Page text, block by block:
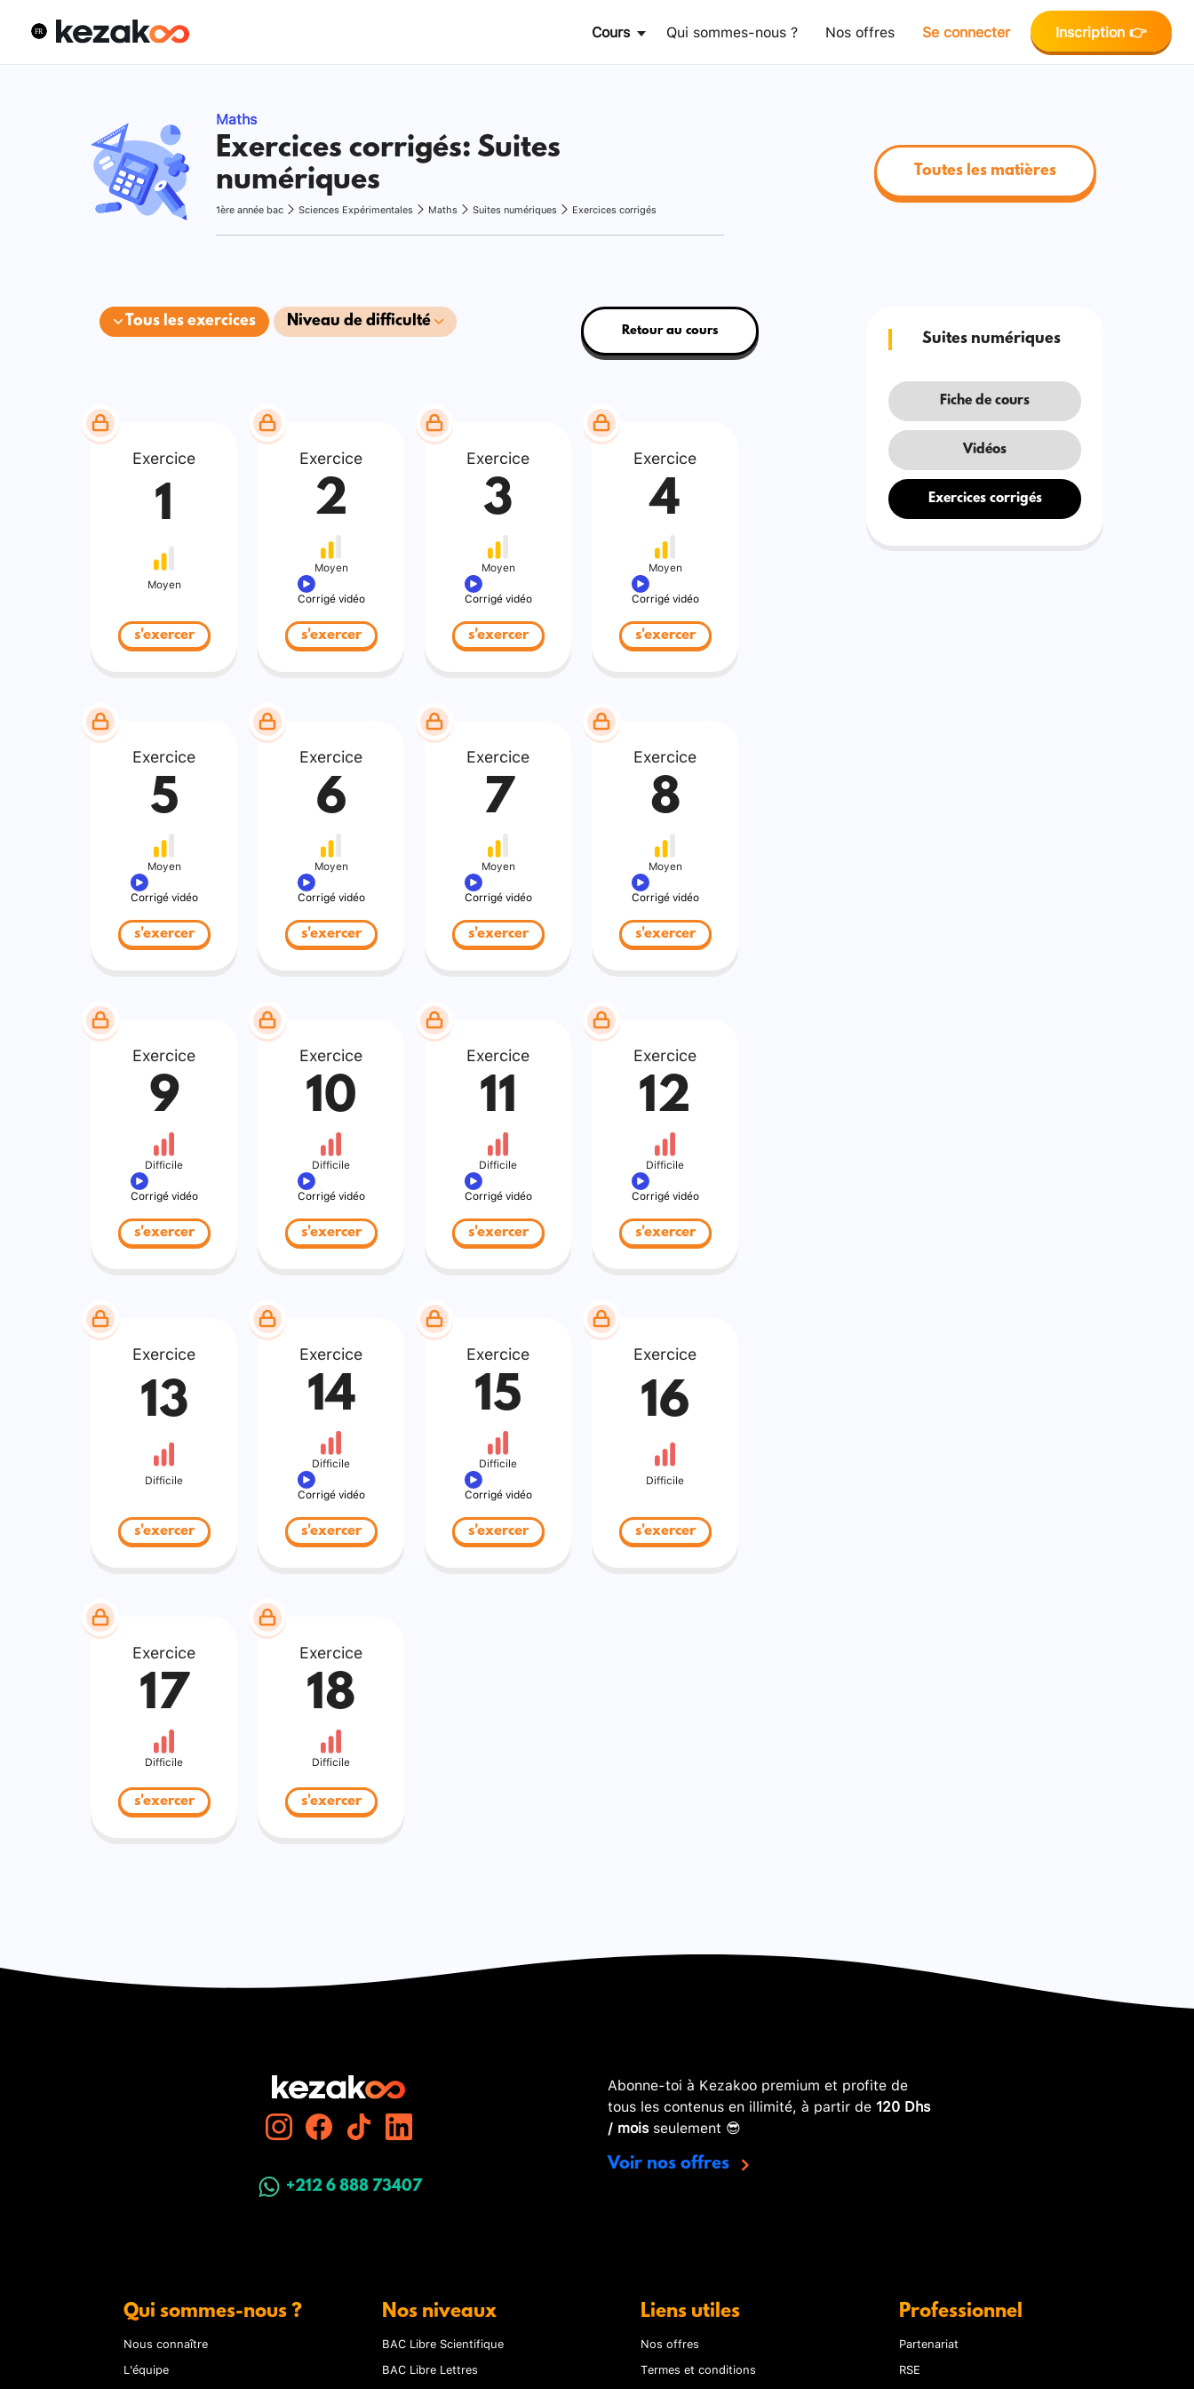
Cours Qui sommes-nous ? Nos offres Se connecter Inscription 👉
Maths
Exercices corrigés: Suites
numériques
1ère année bac Sciences Expérimentales Maths Suites numériques Exercices corrigés
Toutes les matières
Tous les exercices Niveau de difficulté
Retour au cours
Exercice
1
Moyen
s'exercer
Exercice
2
Moyen
Corrigé vidéo
s'exercer
Exercice
3
Moyen
Corrigé vidéo
s'exercer
Exercice
4
Moyen
Corrigé vidéo
s'exercer
Exercice
5
Moyen
Corrigé vidéo
s'exercer
Exercice
6
Moyen
Corrigé vidéo
s'exercer
Exercice
7
Moyen
Corrigé vidéo
s'exercer
Exercice
8
Moyen
Corrigé vidéo
s'exercer
Exercice
9
Difficile
Corrigé vidéo
s'exercer
Exercice
10
Difficile
Corrigé vidéo
s'exercer
Exercice
11
Difficile
Corrigé vidéo
s'exercer
Exercice
12
Difficile
Corrigé vidéo
s'exercer
Exercice
13
Difficile
s'exercer
Exercice
14
Difficile
Corrigé vidéo
s'exercer
Exercice
15
Difficile
Corrigé vidéo
s'exercer
Exercice
16
Difficile
s'exercer
Exercice
17
Difficile
s'exercer
Exercice
18
Difficile
s'exercer
Suites numériques
Fiche de cours
Vidéos
Exercices corrigés
+212 6 888 73407
Abonne-toi à Kezakoo premium et profite de
tous les contenus en illimité, à partir de 120 Dhs
/ moisseulement 😎
Voir nos offres
Qui sommes-nous ?
Nous connaître
L'équipe
Nos niveaux
BAC Libre Scientifique
BAC Libre Lettres
Liens utiles
Nos offres
Termes et conditions
Professionnel
Partenariat
RSE